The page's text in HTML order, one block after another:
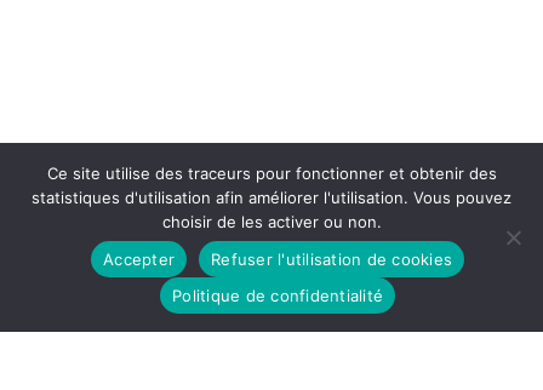
Ce site utilise des traceurs pour fonctionner et obtenir des
statistiques d'utilisation afin améliorer l'utilisation. Vous pouvez
choisir de les activer ou non.
Accepter
Refuser l'utilisation de cookies
Politique de confidentialité